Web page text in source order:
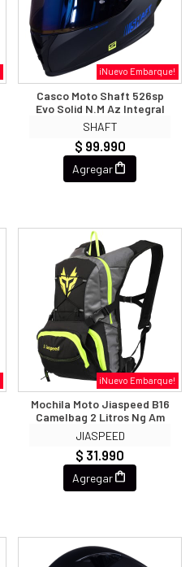
¡Nuevo Embarque!
Casco Moto Shaft 526sp
Evo Solid N.m Az Integral
SHAFT
$ 99.990
Agregar
¡Nuevo Embarque!
Mochila Moto Jiaspeed B16
Camelbag 2 Litros Ng Am
JIASPEED
$ 31.990
Agregar